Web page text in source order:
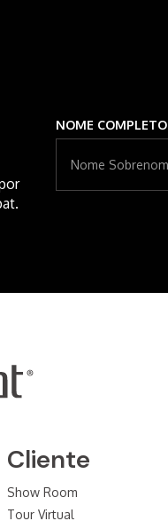
NOME COMPLETO
Cliente
Show Room
Tour Virtual